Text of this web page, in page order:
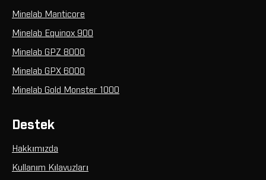
Minelab Manticore
Minelab Equinox 900
Minelab GPZ 8000
Minelab GPX 6000
Minelab Gold Monster 1000
Destek
Hakkımızda
Kullanım Kılavuzları